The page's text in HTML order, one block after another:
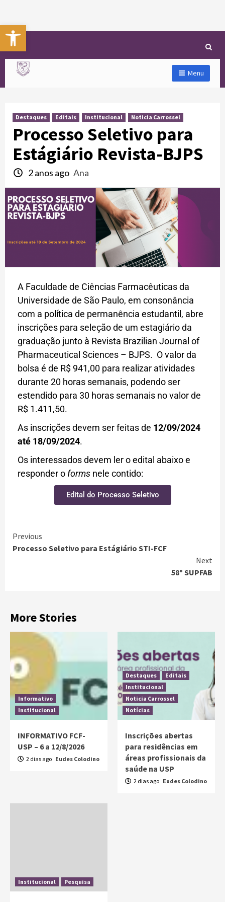
Abrir a barra de ferramentas
Menu
Destaques Editais Institucional Noticia Carrossel
Processo Seletivo para
Estágiário Revista-BJPS
2 anos ago Ana
A Faculdade de Ciências Farmacêuticas da
Universidade de São Paulo, em consonância
com a política de permanência estudantil, abre
inscrições para seleção de um estagiário da
graduação junto à Revista Brazilian Journal of
Pharmaceutical Sciences – BJPS. O valor da
bolsa é de R$ 941,00 para realizar atividades
durante 20 horas semanais, podendo ser
estendido para 30 horas semanais no valor de
R$ 1.411,50.
As inscrições devem ser feitas de 12/09/2024
até 18/09/2024.
Os interessados devem ler o edital abaixo e
responder o forms nele contido:
Edital do Processo Seletivo
Previous
Processo Seletivo para Estágiário STI-FCF
Next
58º SUPFAB
More Stories
Informativo
Institucional
INFORMATIVO FCF-
USP – 6 a 12/8/2026
2 dias ago Eudes Colodino
Destaques
Editais
Institucional
Noticia Carrossel
Notícias
Inscrições abertas
para residências em
áreas profissionais da
saúde na USP
2 dias ago Eudes Colodino
Institucional Pesquisa